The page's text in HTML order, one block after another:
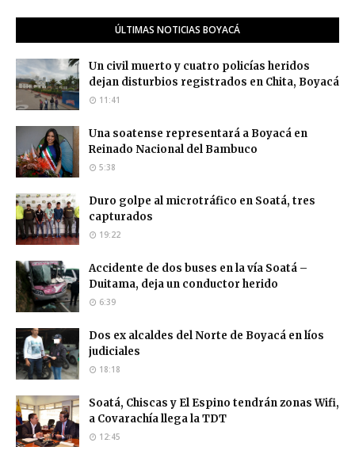
ÚLTIMAS NOTICIAS BOYACÁ
Un civil muerto y cuatro policías heridos
dejan disturbios registrados en Chita, Boyacá
11:41
Una soatense representará a Boyacá en
Reinado Nacional del Bambuco
5:38
Duro golpe al microtráfico en Soatá, tres
capturados
19:22
Accidente de dos buses en la vía Soatá –
Duitama, deja un conductor herido
6:39
Dos ex alcaldes del Norte de Boyacá en líos
judiciales
18:18
Soatá, Chiscas y El Espino tendrán zonas Wifi,
a Covarachía llega la TDT
12:45